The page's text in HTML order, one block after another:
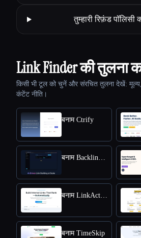
तुम्हारी रिफ़ंड पॉलिसी
Link Finder की तुलना
किसी भी टूल को चुनें और संरचित तुलना देखें: मूल्य,
कंटेंट नीति।
बनाम Ctrify
बनाम Backlink GPT
बनाम LinkActions
बनाम TimeSkip